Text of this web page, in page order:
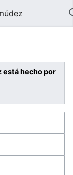
está hecho por